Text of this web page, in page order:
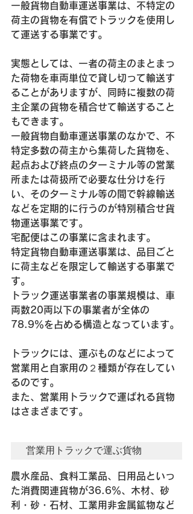
一般貨物自動車運送事業は、不特定の
荷主の貨物を有償でトラックを使用し
て運送する事業です。
実態としては、一者の荷主のまとまっ
た荷物を車両単位で貸し切って輸送す
ることがありますが、同時に複数の荷
主企業の貨物を積合せて輸送すること
もできます。
一般貨物自動車運送事業のなかで、不
特定多数の荷主から集荷した貨物を、
起点および終点のターミナル等の営業
所または荷扱所で必要な仕分けを行
い、そのターミナル等の間で幹線輸送
などを定期的に行うのが特別積合せ貨
物運送事業です。
宅配便はこの事業に含まれます。
特定貨物自動車運送事業は、品目ごと
に荷主などを限定して輸送する事業で
す。
トラック運送事業者の事業規模は、車
両数20両以下の事業者が全体の
78.9％を占める構造となっています。
トラックには、運ぶものなどによって
営業用と自家用の２種類が存在してい
るのです。
また、営業用トラックで運ばれる貨物
はさまざまです。
営業用トラックで運ぶ貨物
農水産品、食料工業品、日用品といっ
た消費関連貨物が36.6％、木材、砂
利・砂・石材、工業用非金属鉱物など